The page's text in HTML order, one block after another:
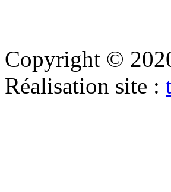
Copyright ©
Réalisation site :